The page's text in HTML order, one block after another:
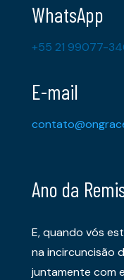
WhatsApp
+55 21 99077-
E-mail
Ano da
E, quando vós
na incircuncisão
juntamente com